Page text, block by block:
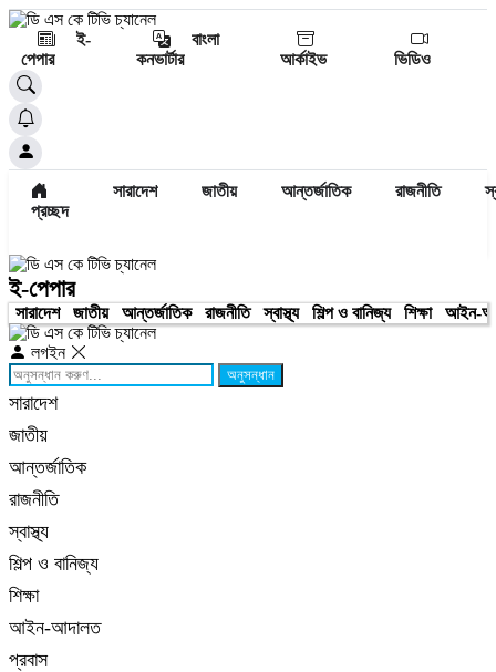
ই-
পেপার
বাংলা
কনভার্টার
আর্কাইভ ভিডিও
প্রচ্ছদ
সারাদেশ জাতীয় আন্তর্জাতিক রাজনীতি
ই-পেপার
সারাদেশ জাতীয় আন্তর্জাতিক রাজনীতি স্বাস্থ্য শিল্প ও বানিজ্য শিক্ষা আইন-
লগইন
অনুসন্ধান
সারাদেশ
জাতীয়
আন্তর্জাতিক
রাজনীতি
স্বাস্থ্য
শিল্প ও বানিজ্য
শিক্ষা
আইন-আদালত
প্রবাস